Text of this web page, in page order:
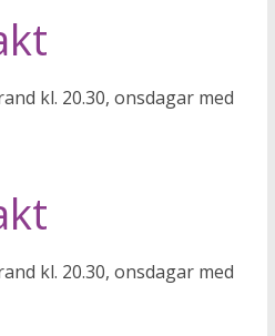
kl. 20.30, onsdagar med
kl. 20.30, onsdagar med